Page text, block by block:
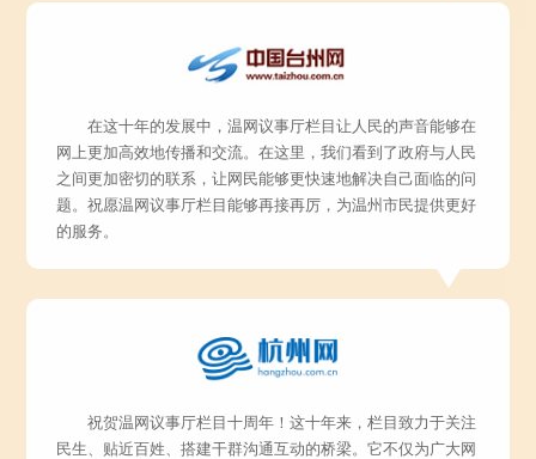
在这十年的发展中，温网议事厅栏目让人民的声音能够在
网上更加高效地传播和交流。在这里，我们看到了政府与人民
之间更加密切的联系，让网民能够更快速地解决自己面临的问
题。祝愿温网议事厅栏目能够再接再厉，为温州市民提供更好
的服务。
祝贺温网议事厅栏目十周年！这十年来，栏目致力于关注
民生、贴近百姓、搭建干群沟通互动的桥梁。它不仅为广大网